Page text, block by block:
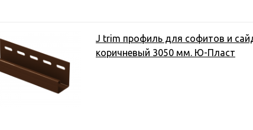
J trim профиль для софитов и
коричневый 3050 мм. Ю-Пласт